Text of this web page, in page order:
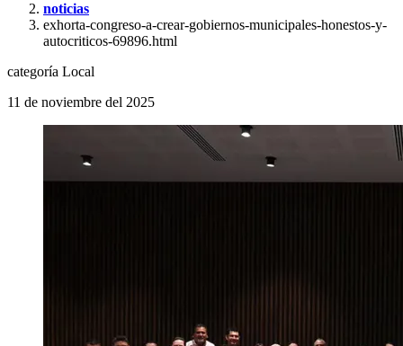
noticias
exhorta-congreso-a-crear-gobiernos-municipales-honestos-y-
autocriticos-69896.html
categoría Local
11 de noviembre del 2025